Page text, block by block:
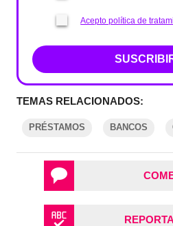
Acepto política de
TEMAS RELACIONADOS:
PRÉSTAMOS BANCOS